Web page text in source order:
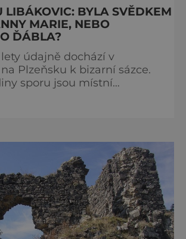
LIBÁKOVIC: BYLA SVĚDKEM
MARIE, NEBO
ĎÁBLA?
údajně dochází v
Plzeňsku k bizarní sázce.
sporu jsou místní
být kaplička, která zde
hostinskému zjeví
Marie, když se pozdě v noci
Blovic. Na míst